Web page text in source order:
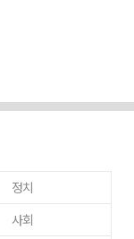
정치
사회